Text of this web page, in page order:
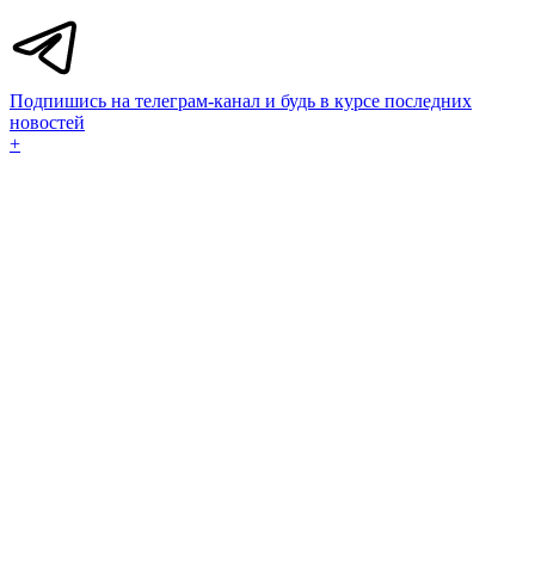
Подпишись на телеграм-канал и будь в курсе последних
новостей
+